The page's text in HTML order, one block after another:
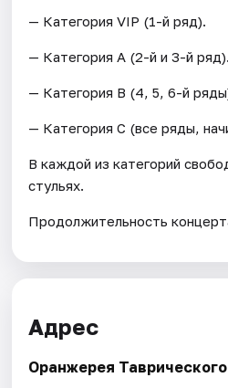
— Категория VIP (1-й ряд).
— Категория А (2-й и 3-й ряд).
— Категория В (4, 5, 6-й
— Категория C (все ряды,
В каждой из категорий
стульях.
Продолжительность
Адрес
Оранжерея